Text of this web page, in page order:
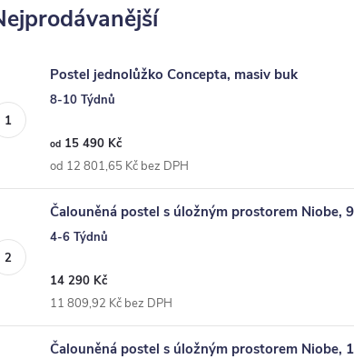
Postel jednolůžko Concepta, masiv buk
8-10 Týdnů
od 15 490 Kč
od 12 801,65 Kč bez DPH
Čalouněná postel s úložným prostorem Niobe,
4-6 Týdnů
14 290 Kč
11 809,92 Kč bez DPH
Čalouněná postel s úložným prostorem Niobe,